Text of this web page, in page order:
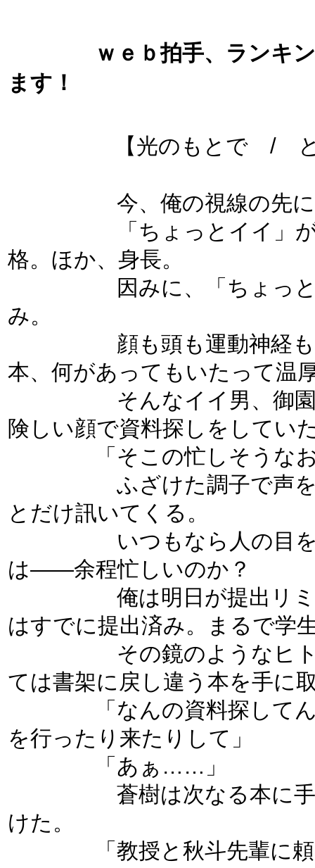
ｗｅｂ拍手、ランキング
ます！
【光のもとで /
今、俺の視線の先には
「ちょっとイイ」が指
格。ほか、身長。
因みに、「ちょっと」
み。
顔も頭も運動神経もい
本、何があってもいたって温
そんなイイ男、御園生
険しい顔で資料探しをしてい
「そこの忙しそうなお
ふざけた調子で声をか
とだけ訊いてくる。
いつもなら人の目を見
は――余程忙しいのか？
俺は明日が提出リミッ
はすでに提出済み。まるで学
その鏡のようなヒトは
ては書架に戻し違う本を手に
「なんの資料探してん
を行ったり来たりして」
「あぁ……」
蒼樹は次なる本に手を
けた。
「教授と秋斗先輩に頼